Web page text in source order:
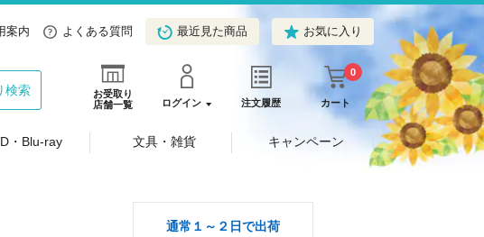
案内 よくある質問 最近見た商品 お気に入り
お受取り
店舗一覧
ログイン 注文履歴 カート
0
検索
・Blu-ray 文具・雑貨 キャンペーン
通常１～２日で出荷